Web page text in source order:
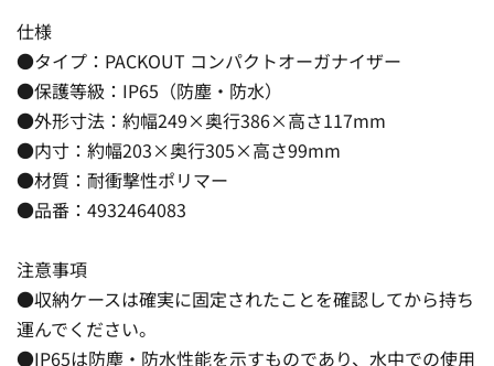
仕様
●タイプ：PACKOUT コンパクトオーガナイザー
●保護等級：IP65（防塵・防水）
●外形寸法：約幅249×奥行386×高さ117mm
●内寸：約幅203×奥行305×高さ99mm
●材質：耐衝撃性ポリマー
●品番：4932464083
注意事項
●収納ケースは確実に固定されたことを確認してから持ち
運んでください。
●IP65は防塵・防水性能を示すものであり、水中での使用